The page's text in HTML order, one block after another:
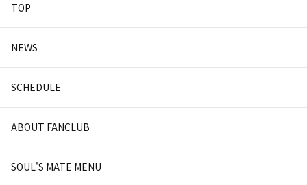
TOP
NEWS
SCHEDULE
ABOUT FANCLUB
SOUL'S MATE MENU